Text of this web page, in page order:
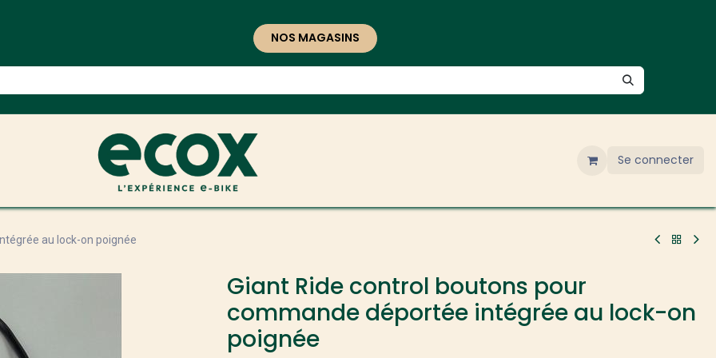
NOS MAGASINS
Se connecter
au lock-on poignée
Giant Ride control boutons pour
commande déportée intégrée au lock-on
poignée